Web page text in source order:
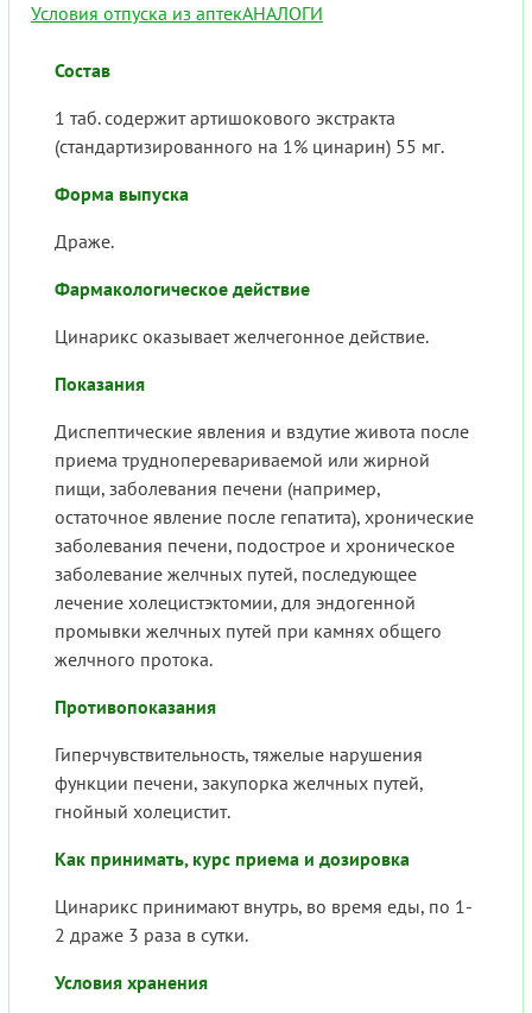
Условия отпуска из аптекАНАЛОГИ
Состав
1 таб. содержит артишокового экстракта
(стандартизированного на 1% цинарин) 55 мг.
Форма выпуска
Драже.
Фармакологическое действие
Цинарикс оказывает желчегонное действие.
Показания
Диспептические явления и вздутие живота после
приема трудноперевариваемой или жирной
пищи, заболевания печени (например,
остаточное явление после гепатита), хронические
заболевания печени, подострое и хроническое
заболевание желчных путей, последующее
лечение холецистэктомии, для эндогенной
промывки желчных путей при камнях общего
желчного протока.
Противопоказания
Гиперчувствительность, тяжелые нарушения
функции печени, закупорка желчных путей,
гнойный холецистит.
Как принимать, курс приема и дозировка
Цинарикс принимают внутрь, во время еды, по 1-
2 драже 3 раза в сутки.
Условия хранения